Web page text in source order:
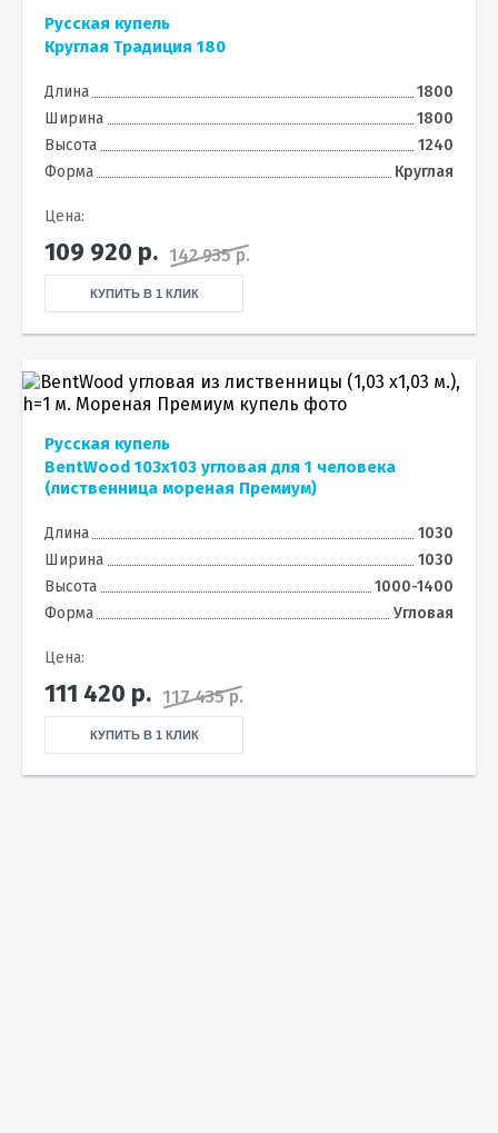
Русская купель
Круглая Традиция 180
Длина
1800
Ширина
1800
Высота
1240
Форма
Круглая
Цена:
109 920 р. 142 935 р.
КУПИТЬ В 1 КЛИК
Русская купель
BentWood 103х103 угловая для 1 человека
(лиственница мореная Премиум)
Длина
1030
Ширина
1030
Высота
1000-1400
Форма
Угловая
Цена:
111 420 р. 117 435 р.
КУПИТЬ В 1 КЛИК